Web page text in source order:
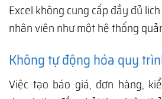
Excel không cung cấp đầy đủ
nhân viên như một hệ thống
Không tự động hóa quy
Việc tạo báo giá, đơn hàng,